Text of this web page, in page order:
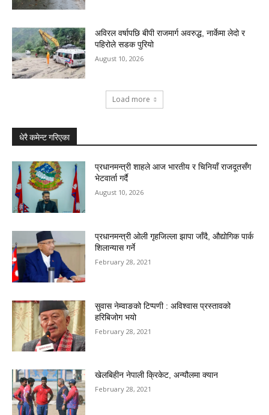
अविरल वर्षापछि बीपी राजमार्ग अवरुद्ध, नार्केमा लेदो र
पहिरोले सडक पुरियो
August 10, 2026
Load more
धेरै कमेन्ट गरिएका
प्रधानमन्त्री शाहले आज भारतीय र चिनियाँ राजदूतसँग
भेटवार्ता गर्दै
August 10, 2026
प्रधानमन्त्री ओली गृहजिल्ला झापा जाँदै, औद्योगिक पार्क
शिलान्यास गर्ने
February 28, 2021
सुवास नेम्वाङको टिप्पणी : अविश्वास प्रस्तावको
हरिबिजोग भयो
February 28, 2021
खेलबिहीन नेपाली क्रिकेट, अन्यौलमा क्यान
February 28, 2021